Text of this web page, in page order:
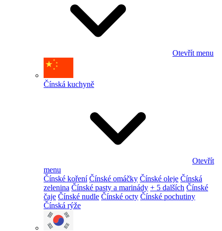
Otevřít menu
Čínská kuchyně
Otevřít
menu
Čínské koření Čínské omáčky Čínské oleje Čínská
zelenina Čínské pasty a marinády + 5 dalších Čínské
čaje Čínské nudle Čínské octy Čínské pochutiny
Čínská rýže